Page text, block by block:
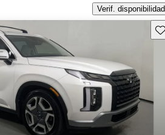
Verif. disponibilidad